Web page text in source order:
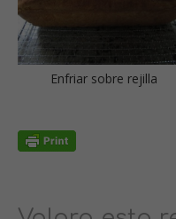
Enfriar sobre rejilla